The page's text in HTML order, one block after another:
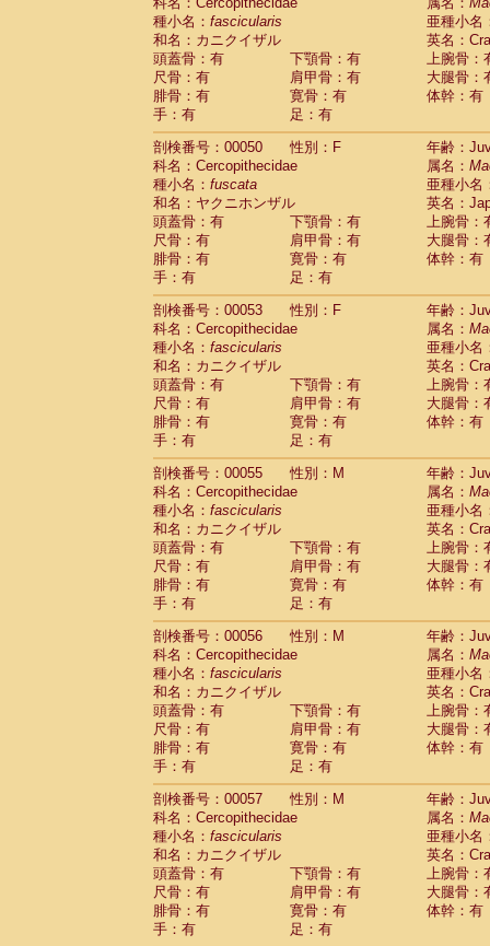
種小名： fascicularis
亜種小名
和名：カニクイザル
英名：
頭蓋骨：有
下顎骨：有
上腕骨：
尺骨：有
肩甲骨：有
大腿骨：
腓骨：有
寛骨：有
体幹：有
手：有
足：有
剖検番号：00050
性別：F
年齢：
科名：Cercopithecidae
属名：
種小名： fuscata
亜種小名
和名：ヤクニホンザル
英名：
頭蓋骨：有
下顎骨：有
上腕骨：
尺骨：有
肩甲骨：有
大腿骨：
腓骨：有
寛骨：有
体幹：有
手：有
足：有
剖検番号：00053
性別：F
年齢：
科名：Cercopithecidae
属名：
種小名： fascicularis
亜種小名
和名：カニクイザル
英名：
頭蓋骨：有
下顎骨：有
上腕骨：
尺骨：有
肩甲骨：有
大腿骨：
腓骨：有
寛骨：有
体幹：有
手：有
足：有
剖検番号：00055
性別：M
年齢：
科名：Cercopithecidae
属名：
種小名： fascicularis
亜種小名
和名：カニクイザル
英名：
頭蓋骨：有
下顎骨：有
上腕骨：
尺骨：有
肩甲骨：有
大腿骨：
腓骨：有
寛骨：有
体幹：有
手：有
足：有
剖検番号：00056
性別：M
年齢：
科名：Cercopithecidae
属名：
種小名： fascicularis
亜種小名
和名：カニクイザル
英名：
頭蓋骨：有
下顎骨：有
上腕骨：
尺骨：有
肩甲骨：有
大腿骨：
腓骨：有
寛骨：有
体幹：有
手：有
足：有
剖検番号：00057
性別：M
年齢：
科名：Cercopithecidae
属名：
種小名： fascicularis
亜種小名
和名：カニクイザル
英名：
頭蓋骨：有
下顎骨：有
上腕骨：
尺骨：有
肩甲骨：有
大腿骨：
腓骨：有
寛骨：有
体幹：有
手：有
足：有